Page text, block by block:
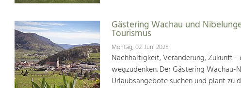
Gästering Wachau und
Tourismus
Montag, 02. Juni 2025
Nachhaltigkeit, Veränderung, Zukunft
wegzudenken. Der Gästering
Urlaubsangebote suchen und plant zu